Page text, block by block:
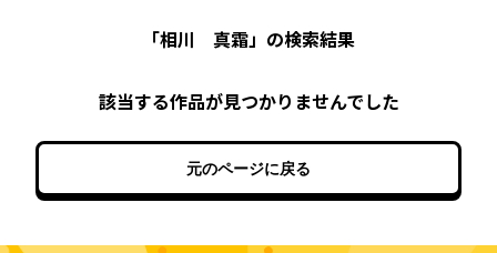
「相川 真霜」の検索結果
該当する作品が見つかりませんでした
元のページに戻る